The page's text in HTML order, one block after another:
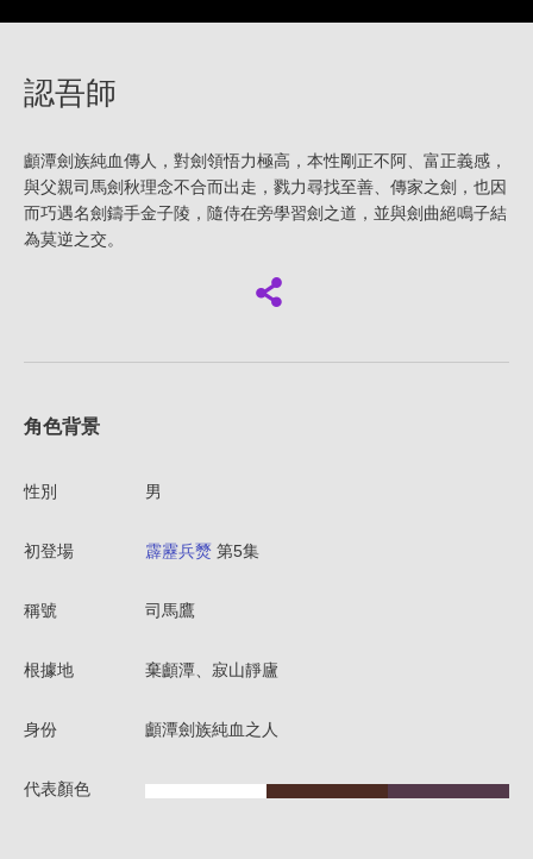
認吾師
顱潭劍族純血傳人，對劍領悟力極高，本性剛正不阿、富正義感，
與父親司馬劍秋理念不合而出走，戮力尋找至善、傳家之劍，也因
而巧遇名劍鑄手金子陵，隨侍在旁學習劍之道，並與劍曲絕鳴子結
為莫逆之交。
角色背景
性別 男
初登場 霹靂兵燹 第5集
稱號 司馬鷹
根據地 棄顱潭、寂山靜廬
身份 顱潭劍族純血之人
代表顏色